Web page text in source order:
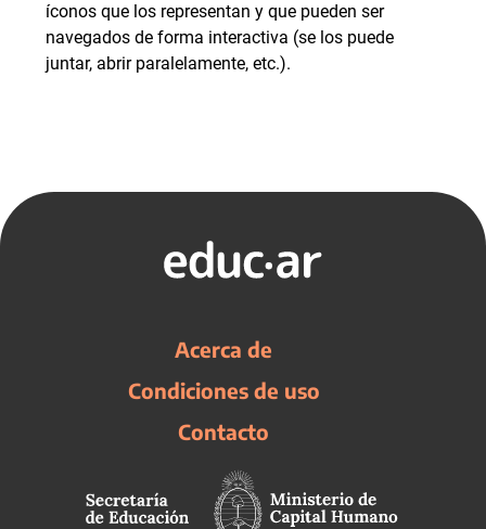
íconos que los representan y que pueden ser
navegados de forma interactiva (se los puede
juntar, abrir paralelamente, etc.).
Acerca de
Condiciones de uso
Contacto